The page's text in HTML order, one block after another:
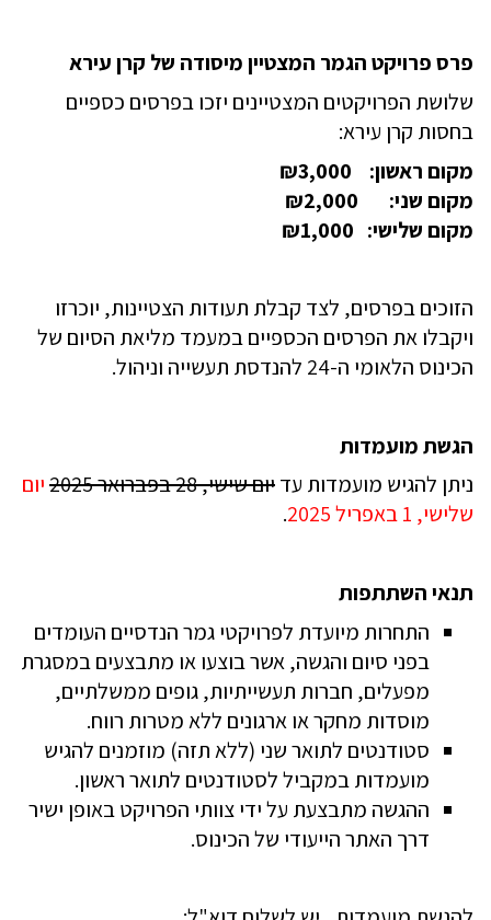
הכינוס
הלאומי
ה-24
להנדסת
תעשייה
וניהול
בחסות
המוסדות
האקדמיים
המהנדסים
והאדריכלים
וקרן
עירא
טכנולוגיה
וחברה
יום
שני,
2025
בניסן
האוניברסיטה
הפתוחה,
פרס פרויקט הגמר המצטיין מיסודה של קרן עירא
שלושת הפרויקטים המצטיינים יזכו בפרסים כספיים
בחסות קרן עירא:
מקום ראשון:
3,000
₪
מקום שני:
2,000
₪
מקום שלישי: 1,000
₪
הזוכים בפרסים, לצד קבלת תעודות הצטיינות, יוכרזו
ויקבלו את הפרסים הכספיים במעמד מליאת הסיום של
הכינוס הלאומי ה-24 להנדסת תעשייה וניהול
.
הגשת מועמדות
ניתן להגיש מועמדות עדיום שישי, 28 בפברואר 2025
יום
שלישי, 1 באפריל 2025
.
תנאי השתתפות
התחרות מיועדת לפרויקטי גמר הנדסיים העומדים
בפני סיום והגשה, אשר בוצעו או מתבצעים במסגרת
מפעלים, חברות תעשייתיות, גופים ממשלתיים,
מוסדות מחקר או ארגונים ללא מטרות רווח.
סטודנטים לתואר שני (ללא תזה) מוזמנים להגיש
מועמדות במקביל לסטודנטים לתואר ראשון.
ההגשה מתבצעת על ידי צוותי הפרויקט באופן ישיר
דרך האתר הייעודי של הכינוס.